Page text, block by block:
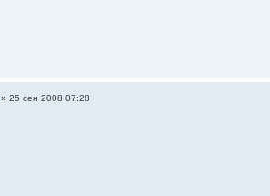
» 25 сен 2008 07:28